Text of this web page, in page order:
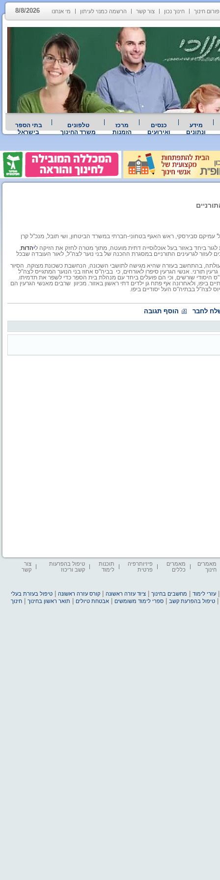
פורום חינוך חינוך נכון צור קשר הרשמה כמנוי לעיתון מי אנחנו 8/8/2026
מידע
ונתונים
כנסים
ואירועים
מרכז
הזמנות
טלפונים
משרד החינוך
בתי הספר
בישראל
עמיקם סבירסקי, ראש האגף בטחוני-חברתי במשרד הביטחון, ושי תובל, מנכ"ל קרן
ביחד באזור בעל אוכלוסייה דתית מועטה, מתוך מטרה לחזק את הזיקה ליהדות
לעזור לגרעינים התורניים במסגרת ההכנה של בני נוער לצה"ל, לאור העובדה שבכל
בהתחשב בעזרה שהיא מגישה לתושבי השכונה, הנחשבת כשכונת מצוקה. הסיור
תורני. אנשי הגרעין סיפרו לאורחים, כי בביה"ס אחוז בני הנוער המתגייס לצה"ל
היסודי שורשים, וכי הם פועלים ביחד עם מנהלת בית הספר כדי לשפר את תדמיתו.
ביפו, ולאחרונה אף פתח גן ילדים דתי ראשון באזור. מכיוון שרבים מאנשי הגרעין הם
בבתיה"ס העל יסודיים ביפו.
לחבר הוסף תגובה
מאמרים
חינוך
מאמרים
כללים
פיזיותרפיה
פרטית
תוכנות
לימוד
טיפול בהפרעות
קשב וריכוז
צור
קשר
עזרי לימוד מחשבים בחינוך |ציוד עזרה ראשונה |קורס עזרה ראשונה |טיפול בעזרת בעלי
|טיפול בהפרעת קשב |ספרי לימוד משומשים |אבטחת טיולים תואר ראשון בחינוך |חינוך